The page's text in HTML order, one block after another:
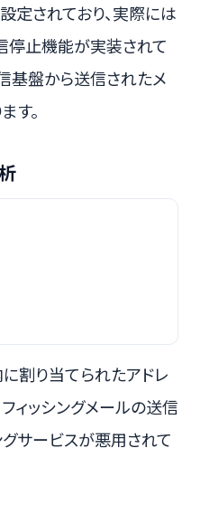
設定されており、実際には
停止機能が実装されて
基盤から送信されたメ
す。
割り当てられたアドレ
ィッシングメールの送信
グサービスが悪用されて